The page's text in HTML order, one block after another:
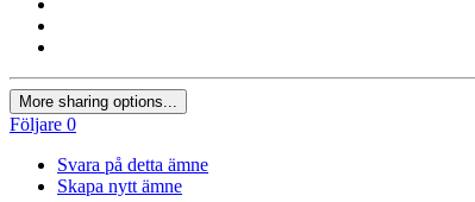
More sharing options...
Följare 0
Svara på detta ämne
Skapa nytt ämne